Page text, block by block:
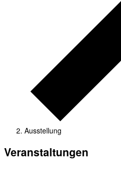
Ausstellung
Veranstaltungen